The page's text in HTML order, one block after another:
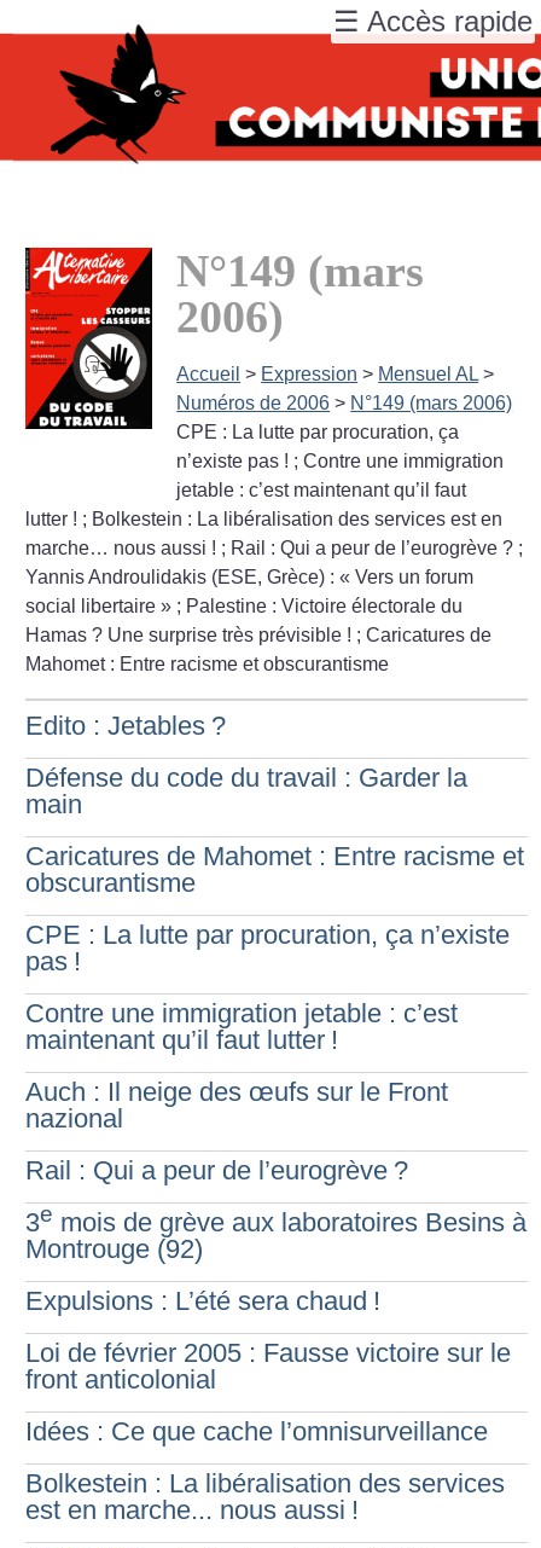
N°149 (mars
2006)
Accueil > Expression > Mensuel AL >
Numéros de 2006 > N°149 (mars 2006)
CPE : La lutte par procuration, ça
n’existe pas ! ; Contre une immigration
jetable : c’est maintenant qu’il faut
lutter ! ; Bolkestein : La libéralisation des services est en
marche… nous aussi ! ; Rail : Qui a peur de l’eurogrève ? ;
Yannis Androulidakis (ESE, Grèce) : « Vers un forum
social libertaire » ; Palestine : Victoire électorale du
Hamas ? Une surprise très prévisible ! ; Caricatures de
Mahomet : Entre racisme et obscurantisme
Edito : Jetables ?
Défense du code du travail : Garder la
main
Caricatures de Mahomet : Entre racisme et
obscurantisme
CPE : La lutte par procuration, ça n’existe
pas !
Contre une immigration jetable : c’est
maintenant qu’il faut lutter !
Auch : Il neige des œufs sur le Front
nazional
Rail : Qui a peur de l’eurogrève ?
3e mois de grève aux laboratoires Besins à
Montrouge (92)
Expulsions : L’été sera chaud !
Loi de février 2005 : Fausse victoire sur le
front anticolonial
Idées : Ce que cache l’omnisurveillance
Bolkestein : La libéralisation des services
est en marche... nous aussi !
☰ Accès rapide